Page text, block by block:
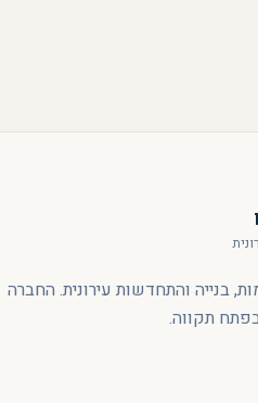
ביזמות, בנייה והתחדשות עירונית. החברה
תקווה.